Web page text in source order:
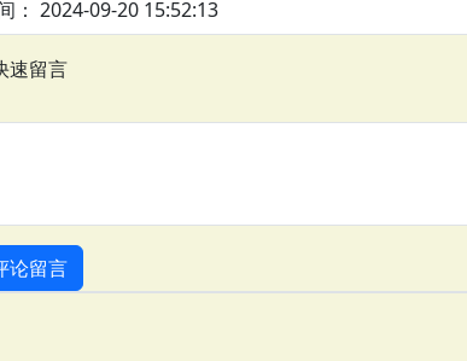
： 2024-09-20 15:52:13
速留言
论留言